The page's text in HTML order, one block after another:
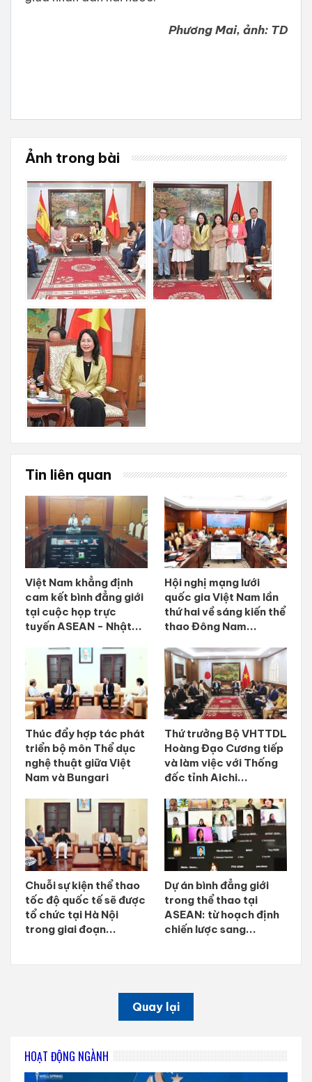
Phương Mai, ảnh: TD
Ảnh trong bài
Tin liên quan
Việt Nam khẳng định
cam kết bình đẳng giới
tại cuộc họp trực
tuyến ASEAN - Nhật...
Hội nghị mạng lưới
quốc gia Việt Nam lần
thứ hai về sáng kiến thể
thao Đông Nam...
Thúc đẩy hợp tác phát
triển bộ môn Thể dục
nghệ thuật giữa Việt
Nam và Bungari
Thứ trưởng Bộ VHTTDL
Hoàng Đạo Cương tiếp
và làm việc với Thống
đốc tỉnh Aichi...
Chuỗi sự kiện thể thao
tốc độ quốc tế sẽ được
tổ chức tại Hà Nội
trong giai đoạn...
Dự án bình đẳng giới
trong thể thao tại
ASEAN: từ hoạch định
chiến lược sang...
Quay lại
HOẠT ĐỘNG NGÀNH